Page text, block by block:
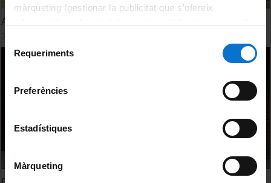
màrqueting (gestionar la publicitat que s’ofereix
consultar laPolítica de galetes del lloc web de la
Requeriments
Preferències
Estadístiques
Màrqueting
ApS: pràctiques externes i TFG